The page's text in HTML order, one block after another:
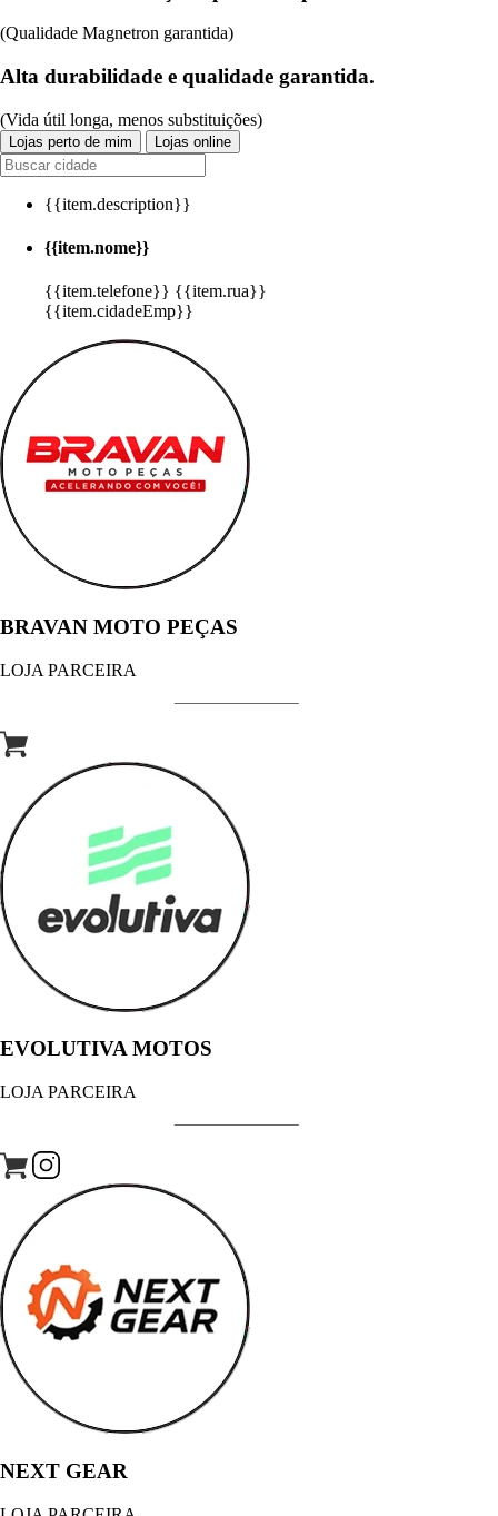
(Qualidade Magnetron garantida)
Alta durabilidade e qualidade garantida.
(Vida útil longa, menos substituições)
Lojas perto de mim Lojas online
{{item.description}}
{{item.nome}}
{{item.telefone}} {{item.rua}}
{{item.cidadeEmp}}
BRAVAN MOTO PEÇAS
LOJA PARCEIRA
EVOLUTIVA MOTOS
LOJA PARCEIRA
NEXT GEAR